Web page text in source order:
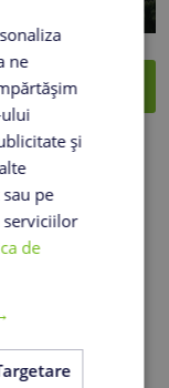
rând de
etape a
au dezvoltat
cu
ale
ne
și
pe
serviciilor
de